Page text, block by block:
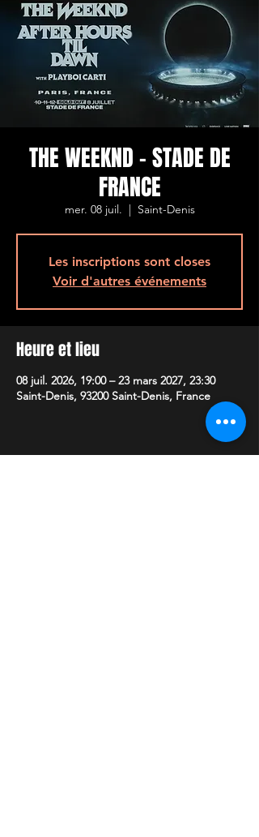
THE WEEKND - STADE DE
FRANCE
mer. 08 juil.
  |
Saint-Denis
Les inscriptions sont closes
Voir d'autres événements
Heure et lieu
08 juil. 2026, 19:00 – 23 mars 2027, 23:30
Saint-Denis, 93200 Saint-Denis, France